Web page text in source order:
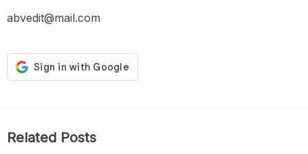
abvedit@mail.com
Related Posts